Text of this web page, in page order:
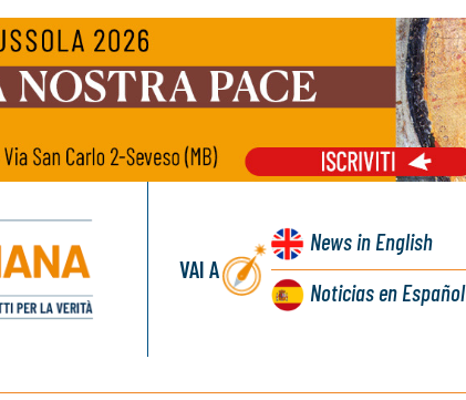
VAI A
Newsin English
Noticiasen Español